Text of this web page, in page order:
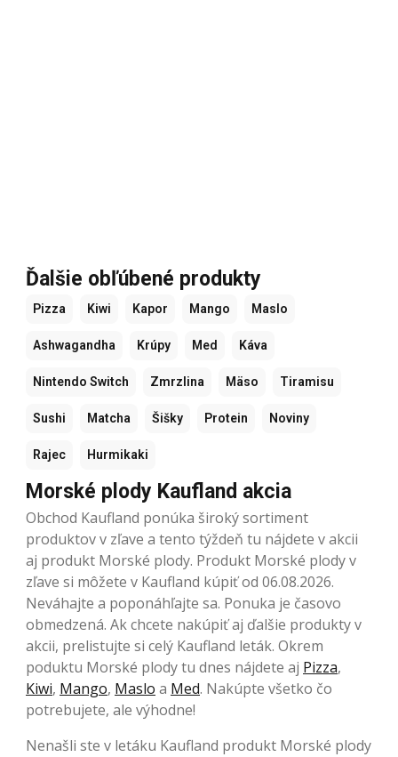
Ďalšie obľúbené produkty
Pizza Kiwi Kapor Mango Maslo
Ashwagandha Krúpy Med Káva
Nintendo Switch Zmrzlina Mäso Tiramisu
Sushi Matcha Šišky Protein Noviny
Rajec Hurmikaki
Morské plody Kaufland akcia
Obchod Kaufland ponúka široký sortiment
produktov v zľave a tento týždeň tu nájdete v akcii
aj produkt Morské plody. Produkt Morské plody v
zľave si môžete v Kaufland kúpiť od 06.08.2026.
Neváhajte a poponáhľajte sa. Ponuka je časovo
obmedzená. Ak chcete nakúpiť aj ďalšie produkty v
akcii, prelistujte si celý Kaufland leták. Okrem
poduktu Morské plody tu dnes nájdete aj Pizza,
Kiwi, Mango, Maslo a Med. Nakúpte všetko čo
potrebujete, ale výhodne!
Nenašli ste v letáku Kaufland produkt Morské plody